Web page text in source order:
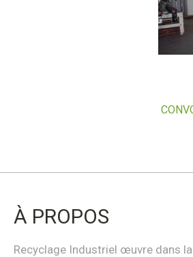
À PROPOS
Recyclage Industriel œuvre dans la